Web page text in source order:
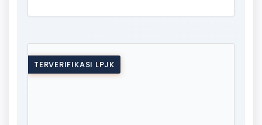
TERVERIFIKASI LPJK